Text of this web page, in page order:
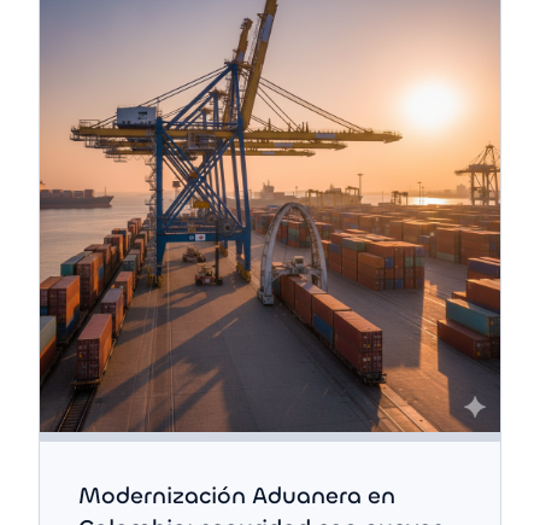
Modernización Aduanera en